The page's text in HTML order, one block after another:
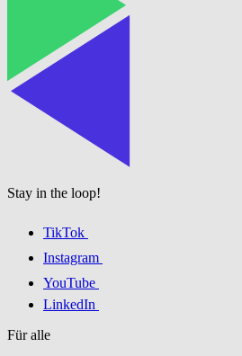
Stay in the loop!
TikTok
Instagram
YouTube
LinkedIn
Für alle